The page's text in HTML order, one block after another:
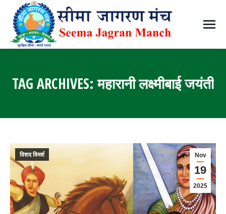
TAG ARCHIVES:महारानी लक्ष्मीबाई जयंती
Nov
19
2025
विशद विमर्श